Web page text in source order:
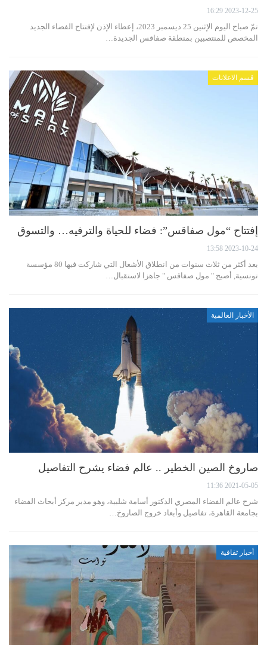
2023-12-25 16:29
تمّ صباح اليوم الإثنين 25 ديسمبر 2023، إعطاء الإذن لإفتتاح الفضاء الجديد
المخصص للمنتصبين بمنطقة صفاقس الجديدة…
قسم الاعلانات
إفتتاح “مول صفاقس”: فضاء للحياة والترفيه… والتسوق
2023-10-24 13:58
بعد أكثر من ثلاث سنوات من انطلاق الأشغال التي شاركت فيها 80 مؤسسة
تونسية, أصبح " مول صفاقس " جاهزا لاستقبال…
الأخبار العالمية
صاروخ الصين الخطير .. عالم فضاء يشرح التفاصيل
2021-05-05 11:36
شرح عالم الفضاء المصري الدكتور أسامة شلبية، وهو مدير مركز أبحاث الفضاء
بجامعة القاهرة، تفاصيل وأبعاد خروج الصاروخ…
أخبار ثقافية